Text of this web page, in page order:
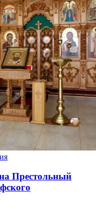
Престольный